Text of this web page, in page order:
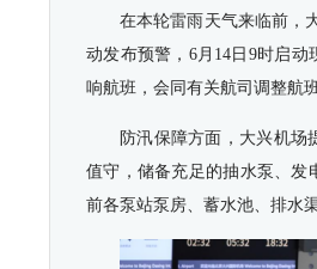
在本轮雷雨天气来临前，
动发布预警，6月14日9时启
响航班，会同有关航司调整航
防汛保障方面，大兴机场
值守，储备充足的抽水泵、发
前各泵站泵房、蓄水池、排水